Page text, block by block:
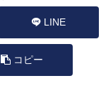
LINE
コピー